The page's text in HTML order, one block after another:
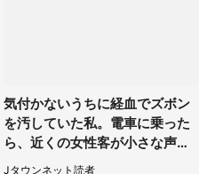
気付かないうちに経血でズボン
を汚していた私。電車に乗った
ら、近くの女性客が小さな声で
（千葉県・10代女性）
Jタウンネット読者